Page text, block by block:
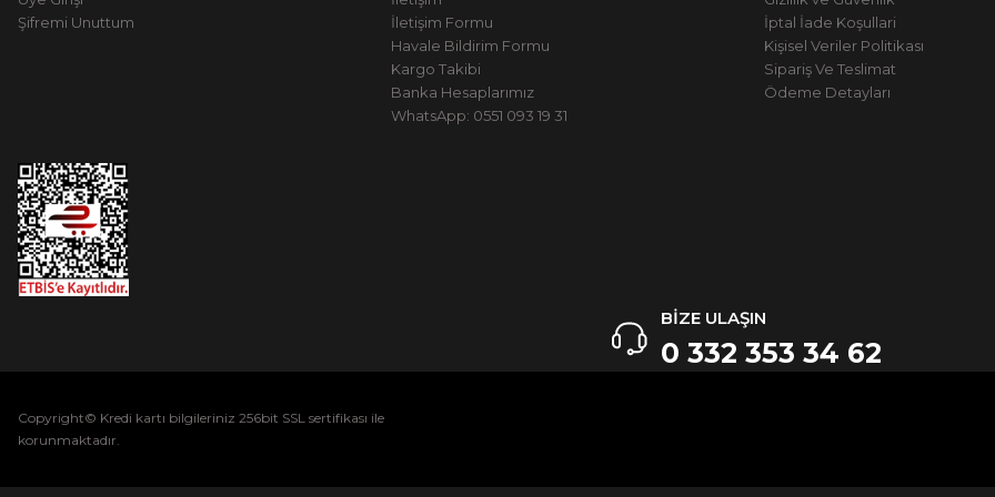
Şifremi Unuttum
İletişim Formu
Havale Bildirim Formu
Kargo Takibi
Banka Hesaplarımız
WhatsApp: 0551 093 19 31
İptal İade Koşullari
Kişisel Veriler Politikası
Sipariş Ve Teslimat
Ödeme Detayları
BİZE ULAŞIN
0 332 353 34 62
Copyright© Kredi kartı bilgileriniz 256bit SSL sertifikası ile
korunmaktadır.